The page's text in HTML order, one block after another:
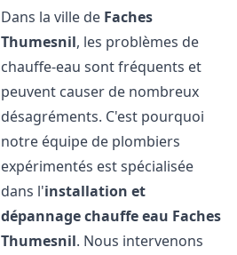
Dans la ville de Faches
Thumesnil, les problèmes de
chauffe-eau sont fréquents et
peuvent causer de nombreux
désagréments. C'est pourquoi
notre équipe de plombiers
expérimentés est spécialisée
dans l'installation et
dépannage chauffe eau Faches
Thumesnil. Nous intervenons